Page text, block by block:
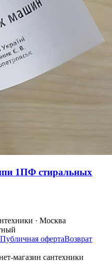
1ПФ стиральных
· Москва
Публичная офертаВозврат
магазин сантехники